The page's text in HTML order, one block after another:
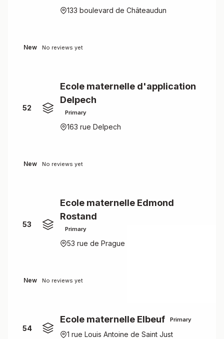
133 boulevard de Châteaudun
New No reviews yet
52
Ecole maternelle d'application
Delpech
Primary
163 rue Delpech
New No reviews yet
53
Ecole maternelle Edmond
Rostand
Primary
53 rue de Prague
New No reviews yet
54
Ecole maternelle Elbeuf Primary
1 rue Louis Antoine de Saint Just